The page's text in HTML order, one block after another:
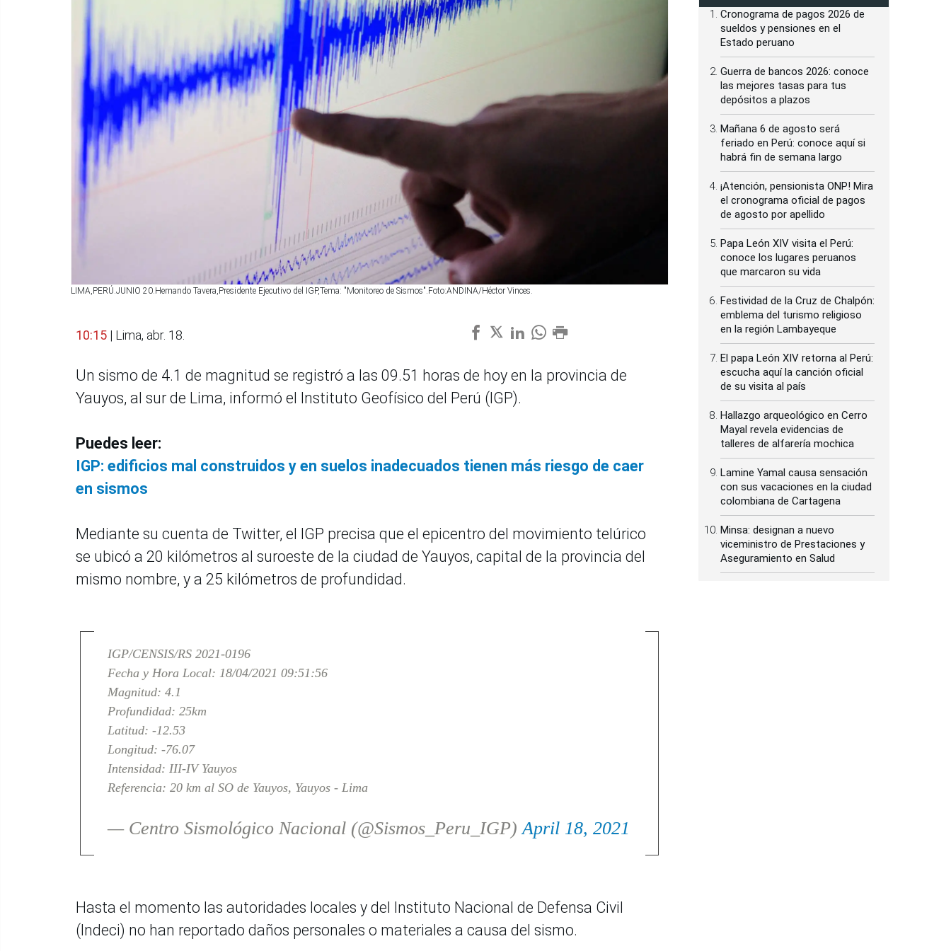
LIMA,PERÚ.JUNIO 20.Hernando Tavera,Presidente Ejecutivo del IGP,Tema: "Monitoreo de Sismos".Foto:ANDINA/Héctor Vinces.
10:15 | Lima, abr. 18.
Un sismo de 4.1 de magnitud se registró a las 09.51 horas de hoy en la provincia de
Yauyos, al sur de Lima, informó el Instituto Geofísico del Perú (IGP).
Puedes leer:
IGP: edificios mal construidos y en suelos inadecuados tienen más riesgo de caer
en sismos
Mediante su cuenta de Twitter, el IGP precisa que el epicentro del movimiento telúrico
se ubicó a 20 kilómetros al suroeste de la ciudad de Yauyos, capital de la provincia del
mismo nombre, y a 25 kilómetros de profundidad.
IGP/CENSIS/RS 2021-0196
Fecha y Hora Local: 18/04/2021 09:51:56
Magnitud: 4.1
Profundidad: 25km
Latitud: -12.53
Longitud: -76.07
Intensidad: III-IV Yauyos
Referencia: 20 km al SO de Yauyos, Yauyos - Lima
— Centro Sismológico Nacional (@Sismos_Peru_IGP)April 18, 2021
Hasta el momento las autoridades locales y del Instituto Nacional de Defensa Civil
(Indeci) no han reportado daños personales o materiales a causa del sismo.
Cronograma de pagos 2026 de
sueldos y pensiones en el
Estado peruano
Guerra de bancos 2026: conoce
las mejores tasas para tus
depósitos a plazos
Mañana 6 de agosto será
feriado en Perú: conoce aquí si
habrá fin de semana largo
¡Atención, pensionista ONP! Mira
el cronograma oficial de pagos
de agosto por apellido
Papa León XIV visita el Perú:
conoce los lugares peruanos
que marcaron su vida
Festividad de la Cruz de Chalpón:
emblema del turismo religioso
en la región Lambayeque
El papa León XIV retorna al Perú:
escucha aquí la canción oficial
de su visita al país
Hallazgo arqueológico en Cerro
Mayal revela evidencias de
talleres de alfarería mochica
Lamine Yamal causa sensación
con sus vacaciones en la ciudad
colombiana de Cartagena
Minsa: designan a nuevo
viceministro de Prestaciones y
Aseguramiento en Salud